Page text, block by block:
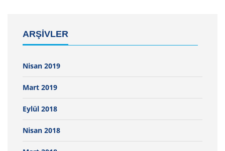
ARŞIVLER
Nisan 2019
Mart 2019
Eylül 2018
Nisan 2018